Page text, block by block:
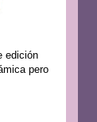
edición
pero